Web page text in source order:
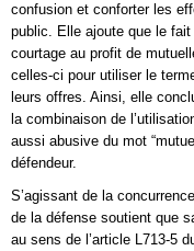
confusion et conforter les
public. Elle ajoute que le
courtage au profit de
celles-ci pour utiliser le
leurs offres. Ainsi, elle
la combinaison de
aussi abusive du mot
défendeur.
S’agissant de la
de la défense soutient que
au sens de l’article L713-5